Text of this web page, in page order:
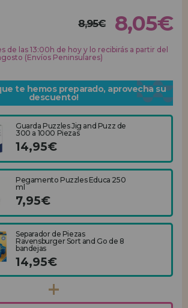
DISTRIBUIDOR
8,95€ 8,05€
de las 13:00h de hoy y lo recibirás a partir del
(Envíos Peninsulares)
te hemos preparado, aprovecha su
descuento!
Guarda Puzzles Jig and Puzz de
300 a 1000 Piezas
14,95€
Pegamento Puzzles Educa 250
ml
7,95€
Separador de Piezas
Ravensburger Sort and Go de 8
bandejas
14,95€